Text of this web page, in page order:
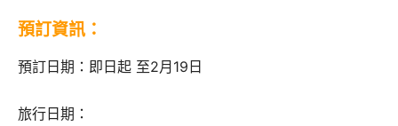
預訂資訊：
預訂日期：即日起 至2月19日
旅行日期：